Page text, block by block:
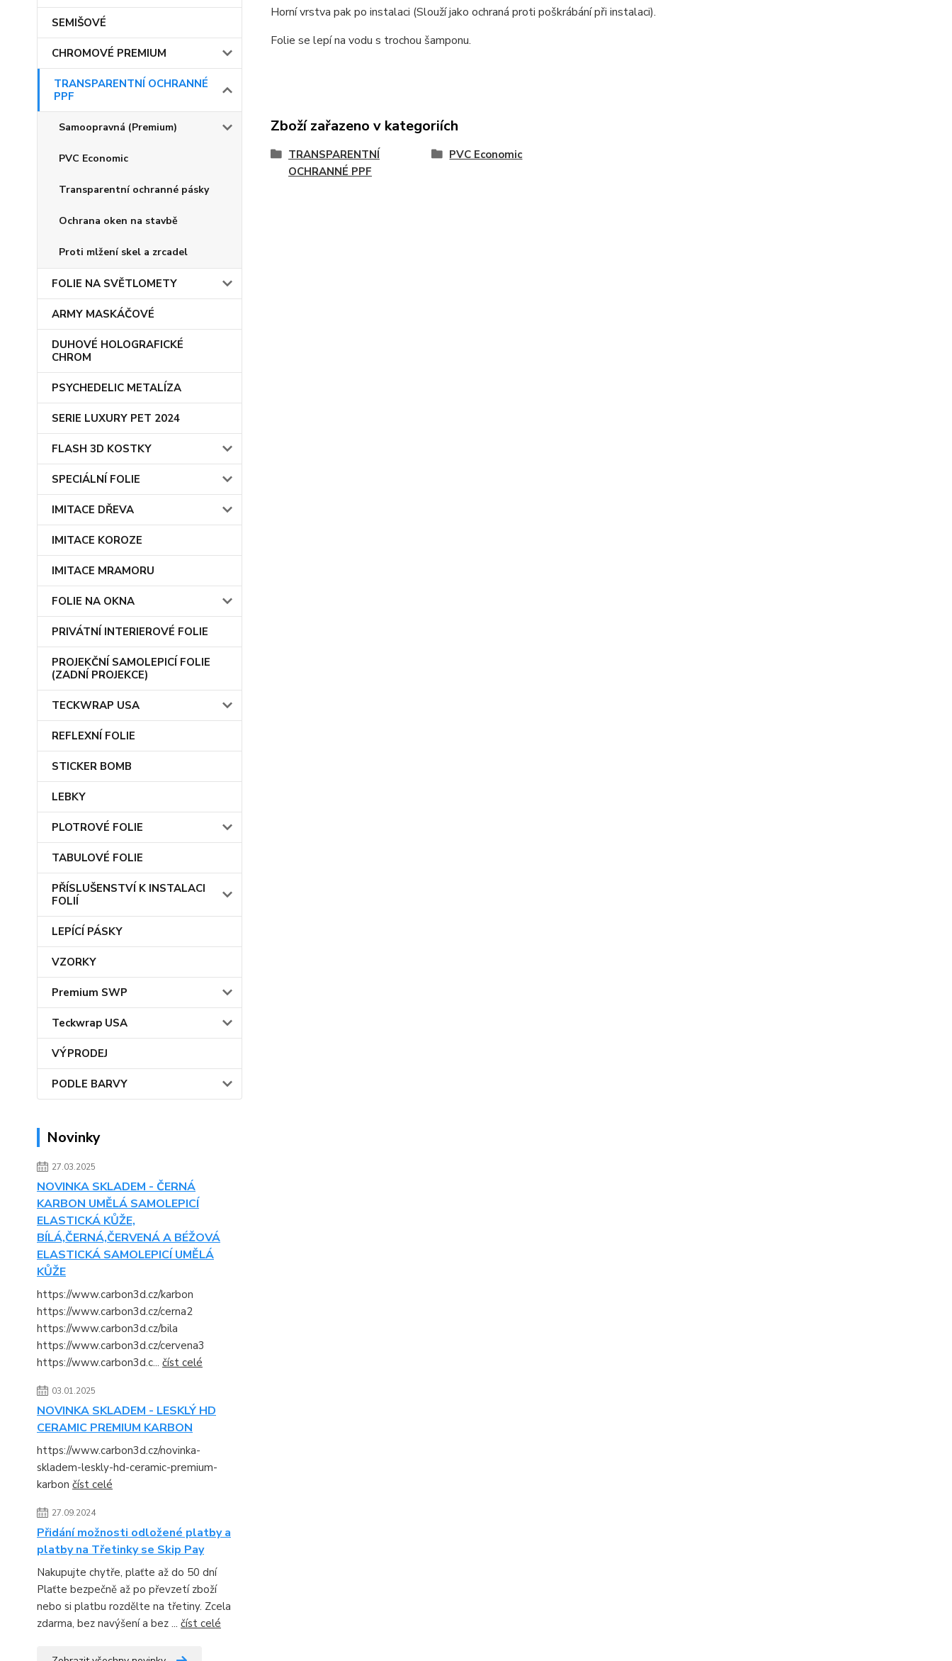
SEMIŠOVÉ
CHROMOVÉ PREMIUM
TRANSPARENTNÍ OCHRANNÉ
PPF
Samoopravná (Premium)
PVC Economic
Transparentní ochranné pásky
Ochrana oken na stavbě
Proti mlžení skel a zrcadel
FOLIE NA SVĚTLOMETY
ARMY MASKÁČOVÉ
DUHOVÉ HOLOGRAFICKÉ
CHROM
PSYCHEDELIC METALÍZA
SERIE LUXURY PET 2024
FLASH 3D KOSTKY
SPECIÁLNÍ FOLIE
IMITACE DŘEVA
IMITACE KOROZE
IMITACE MRAMORU
FOLIE NA OKNA
PRIVÁTNÍ INTERIEROVÉ FOLIE
PROJEKČNÍ SAMOLEPICÍ FOLIE
(ZADNÍ PROJEKCE)
TECKWRAP USA
REFLEXNÍ FOLIE
STICKER BOMB
LEBKY
PLOTROVÉ FOLIE
TABULOVÉ FOLIE
PŘÍSLUŠENSTVÍ K INSTALACI
FOLIÍ
LEPÍCÍ PÁSKY
VZORKY
Premium SWP
Teckwrap USA
VÝPRODEJ
PODLE BARVY
Novinky
27.03.2025
NOVINKA SKLADEM - ČERNÁ
KARBON UMĚLÁ SAMOLEPICÍ
ELASTICKÁ KŮŽE,
BÍLÁ,ČERNÁ,ČERVENÁ A BÉŽOVÁ
ELASTICKÁ SAMOLEPICÍ UMĚLÁ
KŮŽE
https://www.carbon3d.cz/karbon
https://www.carbon3d.cz/cerna2
https://www.carbon3d.cz/bila
https://www.carbon3d.cz/cervena3
https://www.carbon3d.c... číst celé
03.01.2025
NOVINKA SKLADEM - LESKLÝ HD
CERAMIC PREMIUM KARBON
https://www.carbon3d.cz/novinka-
skladem-leskly-hd-ceramic-premium-
karbon číst celé
27.09.2024
Přidání možnosti odložené platby a
platby na Třetinky se Skip Pay
Nakupujte chytře, plaťte až do 50 dní
Plaťte bezpečně až po převzetí zboží
nebo si platbu rozdělte na třetiny. Zcela
zdarma, bez navýšení a bez ... číst celé
Horní vrstva pak po instalaci (Slouží jako ochraná proti poškrábání při instalaci).
Folie se lepí na vodu s trochou šamponu.
Zboží zařazeno v kategoriích
TRANSPARENTNÍ
OCHRANNÉ PPF
PVC Economic